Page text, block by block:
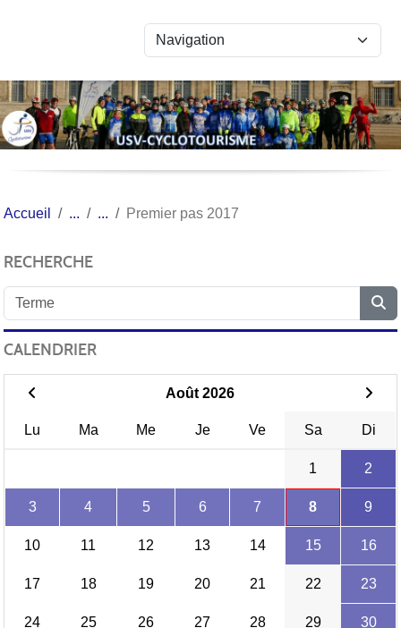
Accueil Premier pas 2017
RECHERCHE
CALENDRIER
Août 2026
Lu Ma Me Je Ve Sa Di
1 2
3 4 5 6 7 8 9
10 11 12 13 14 15 16
17 18 19 20 21 22 23
24 25 26 27 28 29 30